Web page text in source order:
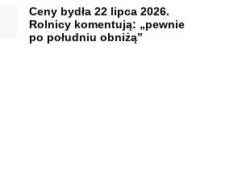
Ceny bydła 22 lipca 2026.
Rolnicy komentują: „pewnie
po południu obniżą”